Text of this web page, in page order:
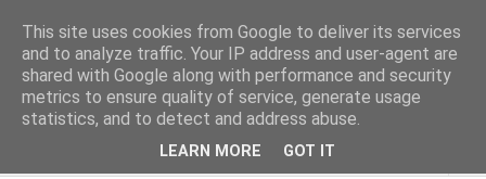
L'Avvenire dei lavoratori
SPIGOLATURE
This site uses cookies from Google to deliver its services
and to analyze traffic. Your IP address and user-agent are
shared with Google along with performance and security
metrics to ensure quality of service, generate usage
statistics, and to detect and address abuse.
LEARN MORE GOT IT